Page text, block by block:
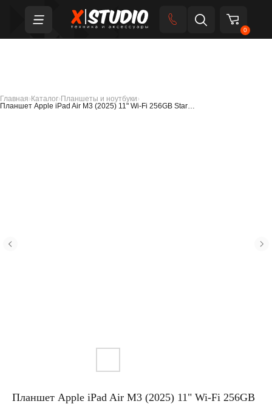
0
Главная› Каталог› Планшеты и ноутбуки›
Планшет Apple iPad Air M3 (2025) 11" Wi-Fi 256GB Star…
Планшет Apple iPad Air M3 (2025) 11" Wi-Fi 256GB